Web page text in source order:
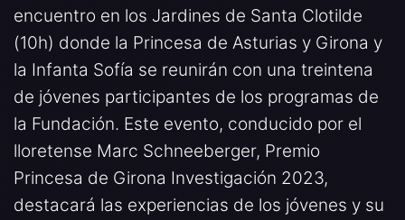
encuentro en los Jardines de Santa Clotilde
(10h) donde la Princesa de Asturias y Girona y
la Infanta Sofía se reunirán con una treintena
de jóvenes participantes de los programas de
la Fundación. Este evento, conducido por el
lloretense Marc Schneeberger, Premio
Princesa de Girona Investigación 2023,
destacará las experiencias de los jóvenes y su